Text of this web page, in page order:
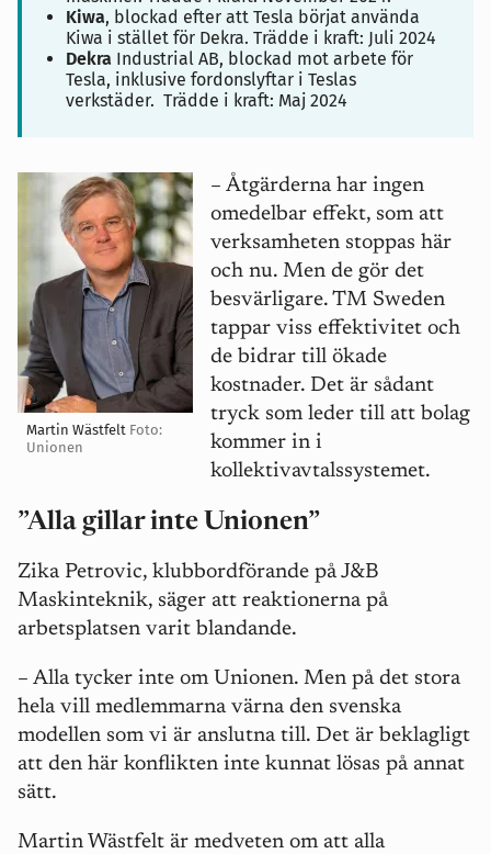
Kiwa, blockad efter att Tesla börjat använda
Kiwa i stället för Dekra. Trädde i kraft: Juli 2024
Dekra Industrial AB, blockad mot arbete för
Tesla, inklusive fordonslyftar i Teslas
verkstäder. Trädde i kraft: Maj 2024
Martin Wästfelt Foto:
Unionen
– Åtgärderna har ingen
omedelbar effekt, som att
verksamheten stoppas här
och nu. Men de gör det
besvärligare. TM Sweden
tappar viss effektivitet och
de bidrar till ökade
kostnader. Det är sådant
tryck som leder till att bolag
kommer in i
kollektivavtalssystemet.
”Alla gillar inte Unionen”
Zika Petrovic, klubbordförande på J&B
Maskinteknik, säger att reaktionerna på
arbetsplatsen varit blandande.
– Alla tycker inte om Unionen. Men på det stora
hela vill medlemmarna värna den svenska
modellen som vi är anslutna till. Det är beklagligt
att den här konflikten inte kunnat lösas på annat
sätt.
Martin Wästfelt är medveten om att alla